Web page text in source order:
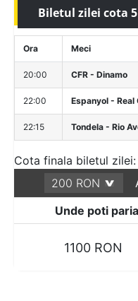
Biletul zilei cota 5
Ora Meci
20:00 CFR - Dinamo
22:00 Espanyol - Real
22:15 Tondela - Rio
Cota finala biletul zilei:
Unde poti paria
1100 RON